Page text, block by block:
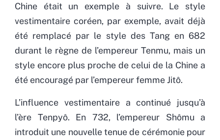
Chine était un exemple à suivre. Le style
vestimentaire coréen, par exemple, avait déjà
été remplacé par le style des Tang en 682
durant le règne de l’empereur Tenmu, mais un
style encore plus proche de celui de la Chine a
été encouragé par l’empereur femme Jitô.
L’influence vestimentaire a continué jusqu’à
l’ère Tenpyô. En 732, l’empereur Shômu a
introduit une nouvelle tenue de cérémonie pour